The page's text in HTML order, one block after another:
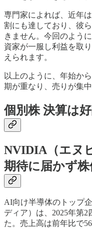
専門家によれば、近年
割にも達しており、彼
きません。今回のよう
資家が一服し利益を取
えられます。
以上のように、年始か
期が重なり、売りが集
個別株 決算は
NVIDIA（エヌ
期待に届かず
AI向け半導体のトップ
ディア）は、2025年第
た。売上高は前年比で